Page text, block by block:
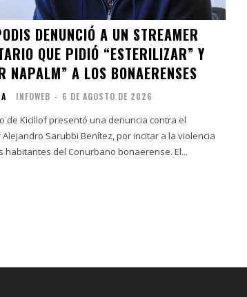
DENUNCIÓ A UN STREAMER
QUE PIDIÓ “ESTERILIZAR” Y
NAPALM” A LOS BONAERENSES
INFOWEB - 6 DE AGOSTO DE 2026
de Kicillof presentó una denuncia contra el
Sarubbi Benítez, por incitar a la violencia
contra los habitantes del Conurbano bonaerense. El...